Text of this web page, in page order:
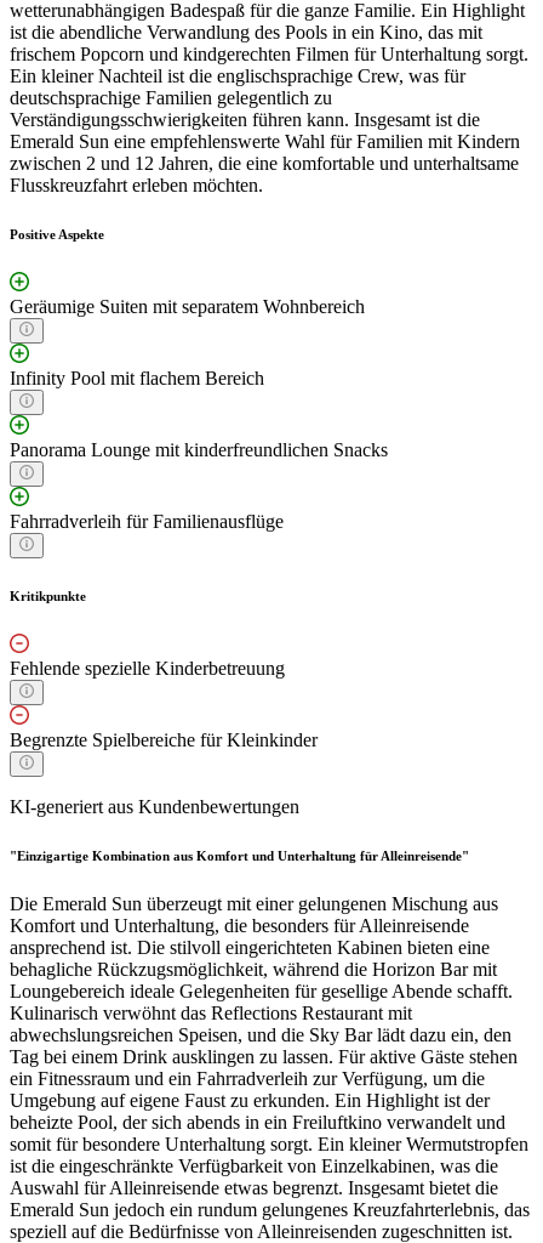
wetterunabhängigen Badespaß für die ganze Familie. Ein Highlight
ist die abendliche Verwandlung des Pools in ein Kino, das mit
frischem Popcorn und kindgerechten Filmen für Unterhaltung sorgt.
Ein kleiner Nachteil ist die englischsprachige Crew, was für
deutschsprachige Familien gelegentlich zu
Verständigungsschwierigkeiten führen kann. Insgesamt ist die
Emerald Sun eine empfehlenswerte Wahl für Familien mit Kindern
zwischen 2 und 12 Jahren, die eine komfortable und unterhaltsame
Flusskreuzfahrt erleben möchten.
Positive Aspekte
Geräumige Suiten mit separatem Wohnbereich
Infinity Pool mit flachem Bereich
Panorama Lounge mit kinderfreundlichen Snacks
Fahrradverleih für Familienausflüge
Kritikpunkte
Fehlende spezielle Kinderbetreuung
Begrenzte Spielbereiche für Kleinkinder
KI-generiert aus Kundenbewertungen
"Einzigartige Kombination aus Komfort und Unterhaltung für Alleinreisende"
Die Emerald Sun überzeugt mit einer gelungenen Mischung aus
Komfort und Unterhaltung, die besonders für Alleinreisende
ansprechend ist. Die stilvoll eingerichteten Kabinen bieten eine
behagliche Rückzugsmöglichkeit, während die Horizon Bar mit
Loungebereich ideale Gelegenheiten für gesellige Abende schafft.
Kulinarisch verwöhnt das Reflections Restaurant mit
abwechslungsreichen Speisen, und die Sky Bar lädt dazu ein, den
Tag bei einem Drink ausklingen zu lassen. Für aktive Gäste stehen
ein Fitnessraum und ein Fahrradverleih zur Verfügung, um die
Umgebung auf eigene Faust zu erkunden. Ein Highlight ist der
beheizte Pool, der sich abends in ein Freiluftkino verwandelt und
somit für besondere Unterhaltung sorgt. Ein kleiner Wermutstropfen
ist die eingeschränkte Verfügbarkeit von Einzelkabinen, was die
Auswahl für Alleinreisende etwas begrenzt. Insgesamt bietet die
Emerald Sun jedoch ein rundum gelungenes Kreuzfahrterlebnis, das
speziell auf die Bedürfnisse von Alleinreisenden zugeschnitten ist.